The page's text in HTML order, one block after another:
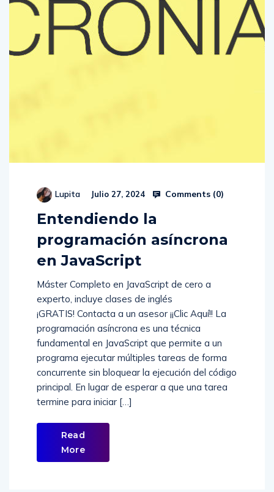
Lupita Julio 27, 2024 Comments (0)
Entendiendo la
programación asíncrona
en JavaScript
Máster Completo en JavaScript de cero a
experto, incluye clases de inglés
¡GRATIS! Contacta a un asesor ¡¡Clic Aquí!! La
programación asíncrona es una técnica
fundamental en JavaScript que permite a un
programa ejecutar múltiples tareas de forma
concurrente sin bloquear la ejecución del código
principal. En lugar de esperar a que una tarea
termine para iniciar […]
Read
More